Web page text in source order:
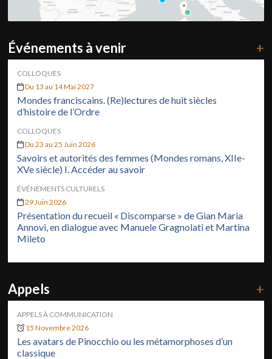
Événements à venir +
COLLOQUES
Du 13 au 14 Mai 2027
Mondes franciscains. (Re)lectures de huit siècles
d’histoire de l’Ordre
COLLOQUES
Du 23 au 25 Juin 2026
Savoirs et autorités des femmes (Mondes romans, XIIe-
XVe siècle) I. Accéder au savoir
ÉVÉNEMENTS CULTURELS
29 Juin 2026
Présentation du recueil « Discomparse » de Gian Maria
Annovi, en dialogue avec Manuele Gragnolati et Martina
Mileto
Appels +
APPELS À COMMUNICATION
15 Novembre 2026
Les avatars de Pinocchio ou les métamorphoses d’un
classique